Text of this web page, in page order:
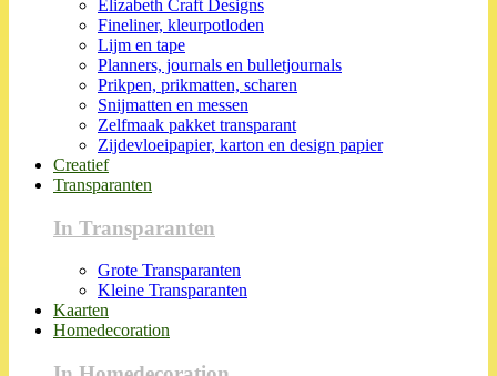
Elizabeth Craft Designs
Fineliner, kleurpotloden
Lijm en tape
Planners, journals en bulletjournals
Prikpen, prikmatten, scharen
Snijmatten en messen
Zelfmaak pakket transparant
Zijdevloeipapier, karton en design papier
Creatief
Transparanten
In Transparanten
Grote Transparanten
Kleine Transparanten
Kaarten
Homedecoration